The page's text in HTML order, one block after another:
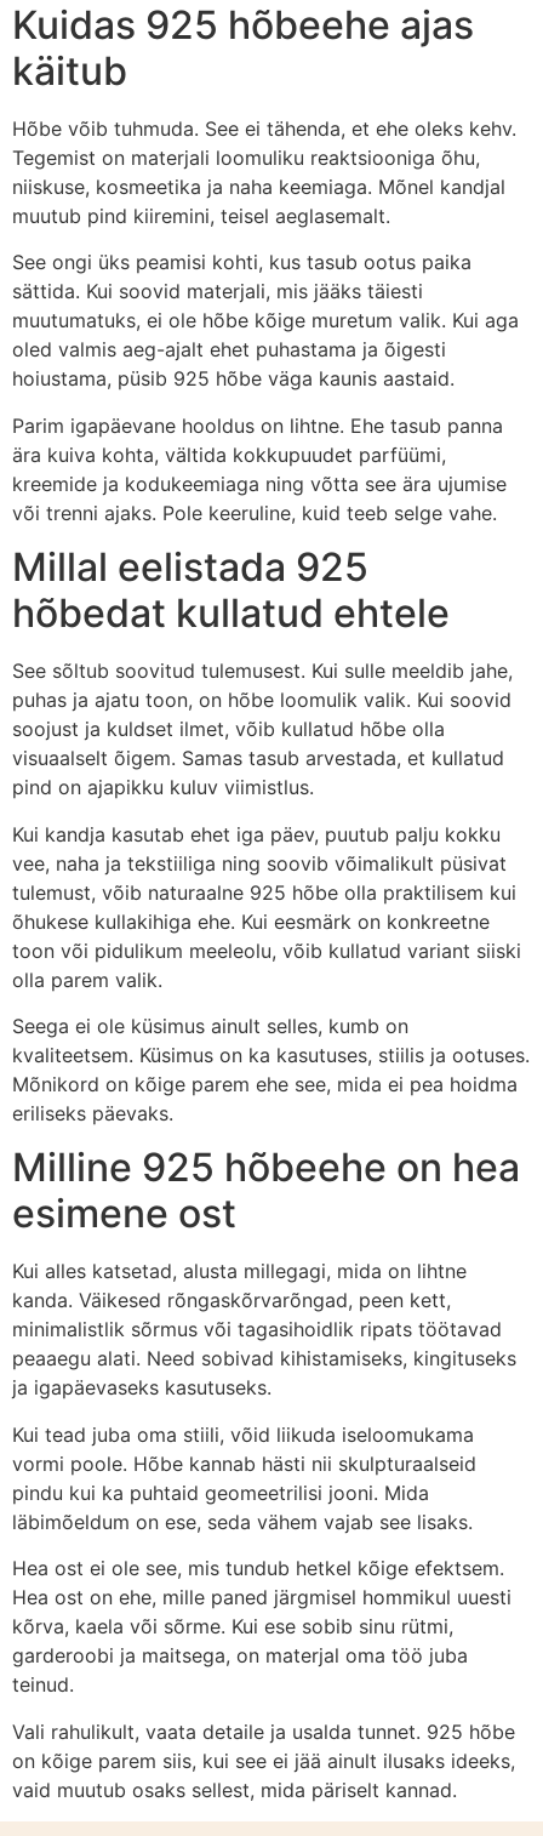
Kuidas 925 hõbeehe ajas
käitub
Hõbe võib tuhmuda. See ei tähenda, et ehe oleks kehv.
Tegemist on materjali loomuliku reaktsiooniga õhu,
niiskuse, kosmeetika ja naha keemiaga. Mõnel kandjal
muutub pind kiiremini, teisel aeglasemalt.
See ongi üks peamisi kohti, kus tasub ootus paika
sättida. Kui soovid materjali, mis jääks täiesti
muutumatuks, ei ole hõbe kõige muretum valik. Kui aga
oled valmis aeg-ajalt ehet puhastama ja õigesti
hoiustama, püsib 925 hõbe väga kaunis aastaid.
Parim igapäevane hooldus on lihtne. Ehe tasub panna
ära kuiva kohta, vältida kokkupuudet parfüümi,
kreemide ja kodukeemiaga ning võtta see ära ujumise
või trenni ajaks. Pole keeruline, kuid teeb selge vahe.
Millal eelistada 925
hõbedat kullatud ehtele
See sõltub soovitud tulemusest. Kui sulle meeldib jahe,
puhas ja ajatu toon, on hõbe loomulik valik. Kui soovid
soojust ja kuldset ilmet, võib kullatud hõbe olla
visuaalselt õigem. Samas tasub arvestada, et kullatud
pind on ajapikku kuluv viimistlus.
Kui kandja kasutab ehet iga päev, puutub palju kokku
vee, naha ja tekstiiliga ning soovib võimalikult püsivat
tulemust, võib naturaalne 925 hõbe olla praktilisem kui
õhukese kullakihiga ehe. Kui eesmärk on konkreetne
toon või pidulikum meeleolu, võib kullatud variant siiski
olla parem valik.
Seega ei ole küsimus ainult selles, kumb on
kvaliteetsem. Küsimus on ka kasutuses, stiilis ja ootuses.
Mõnikord on kõige parem ehe see, mida ei pea hoidma
eriliseks päevaks.
Milline 925 hõbeehe on hea
esimene ost
Kui alles katsetad, alusta millegagi, mida on lihtne
kanda. Väikesed rõngaskõrvarõngad, peen kett,
minimalistlik sõrmus või tagasihoidlik ripats töötavad
peaaegu alati. Need sobivad kihistamiseks, kingituseks
ja igapäevaseks kasutuseks.
Kui tead juba oma stiili, võid liikuda iseloomukama
vormi poole. Hõbe kannab hästi nii skulpturaalseid
pindu kui ka puhtaid geomeetrilisi jooni. Mida
läbimõeldum on ese, seda vähem vajab see lisaks.
Hea ost ei ole see, mis tundub hetkel kõige efektsem.
Hea ost on ehe, mille paned järgmisel hommikul uuesti
kõrva, kaela või sõrme. Kui ese sobib sinu rütmi,
garderoobi ja maitsega, on materjal oma töö juba
teinud.
Vali rahulikult, vaata detaile ja usalda tunnet. 925 hõbe
on kõige parem siis, kui see ei jää ainult ilusaks ideeks,
vaid muutub osaks sellest, mida päriselt kannad.